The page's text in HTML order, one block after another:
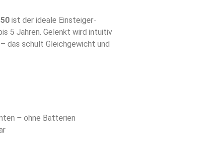
ist der ideale Einsteiger-
5 Jahren. Gelenkt wird intuitiv
das schult Gleichgewicht und
– ohne Batterien